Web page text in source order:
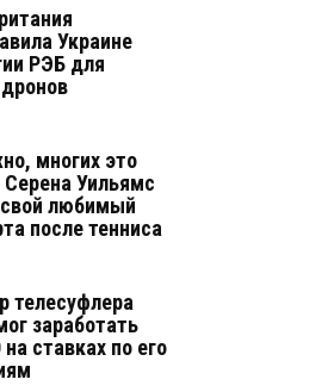
Украине
РЭБ для
многих это
Серена Уильямс
свой любимый
после тенниса
телесуфлера
заработать
ставках по его